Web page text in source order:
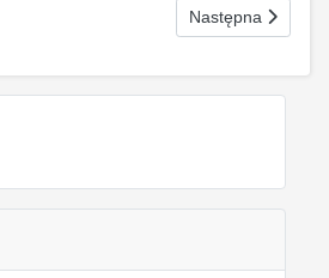
Następna strona:
Następna